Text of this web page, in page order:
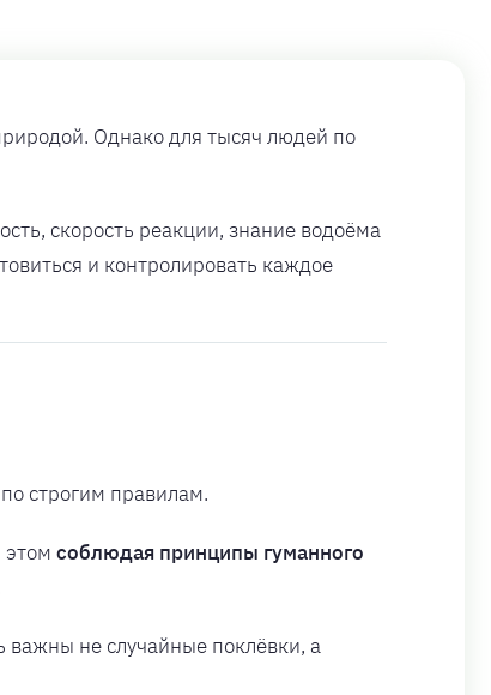
Однако для тысяч людей по
скорость реакции, знание водоёма
и контролировать каждое
строгим правилам.
этом соблюдая принципы гуманного
важны не случайные поклёвки, а